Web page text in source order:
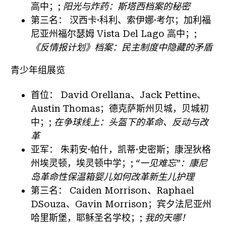
高中；; 阳光与炸药：斯塔西档案的秘密
第三名：
汉西卡·科利、索伊娜·考尔；加利福
尼亚州福尔瑟姆 Vista Del Lago 高中；;
《反情报计划》档案：民主制度中隐藏的矛盾
青少年组展览
首位： David Orellana、Jack Pettine、
Austin Thomas；德克萨斯州贝城，贝城初
中；; 在争球线上：头盔下的革命、反动与改
革
亚军： 朱莉安·帕什，凯蒂·史密斯；康涅狄格
州埃灵顿，埃灵顿中学；; “一见难忘”：康尼
岛革命性保温箱婴儿如何改革新生儿护理
第三名： Caiden Morrison、Raphael
DSouza、Gavin Morrison；宾夕法尼亚州
哈里斯堡，耶稣圣名学校；; 我的天哪！